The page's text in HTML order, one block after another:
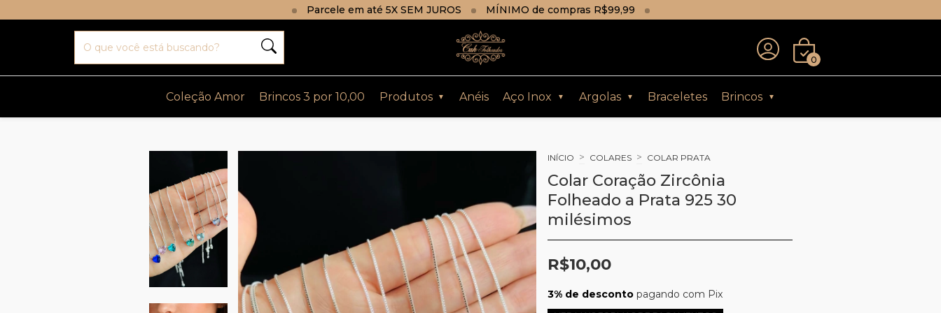
Parcele em até 5X SEM JUROS MÍNIMO de compras R$99,99
0
Coleção Amor Brincos 3 por 10,00 Produtos ▼ Anéis Aço Inox ▼ Argolas ▼ Braceletes Brincos ▼
INÍCIO > COLARES > COLAR PRATA
Colar Coração Zircônia
Folheado a Prata 925 30
milésimos
R$10,00
3% de desconto pagando com Pix